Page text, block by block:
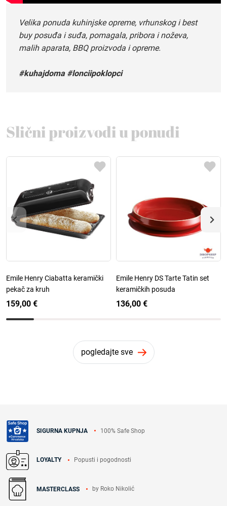
Velika ponuda kuhinjske opreme, vrhunskog i best
buy posuđa i suđa, pomagala, pribora i noževa,
malih aparata, BBQ proizvoda i opreme.
#kuhajdoma #lonciipoklopci
Slični proizvodi u ponudi
Emile Henry Ciabatta keramički
pekač za kruh
159,00 €
Emile Henry DS Tarte Tatin set
keramičkih posuda
136,00 €
pogledajte sve
SIGURNA KUPNJA 100% Safe Shop
LOYALTY Popusti i pogodnosti
MASTERCLASS by Roko Nikolić